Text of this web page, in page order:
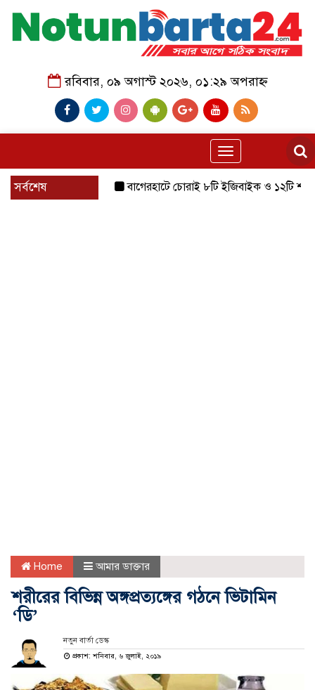
রবিবার, ০৯ অগাস্ট ২০২৬, ০১:২৯ অপরাহ্ন
Toggle
navigation
সর্বশেষ বাগেরহাটে চোরাই ৮টি ইজিবাইক ও ১২টি
Home আমার ডাক্তার
শরীরের বিভিন্ন অঙ্গপ্রত্যঙ্গের গঠনে ভিটামিন
‘ডি’
নতুন বার্তা ডেস্ক
প্রকাশ: শনিবার, ৬ জুলাই, ২০১৯